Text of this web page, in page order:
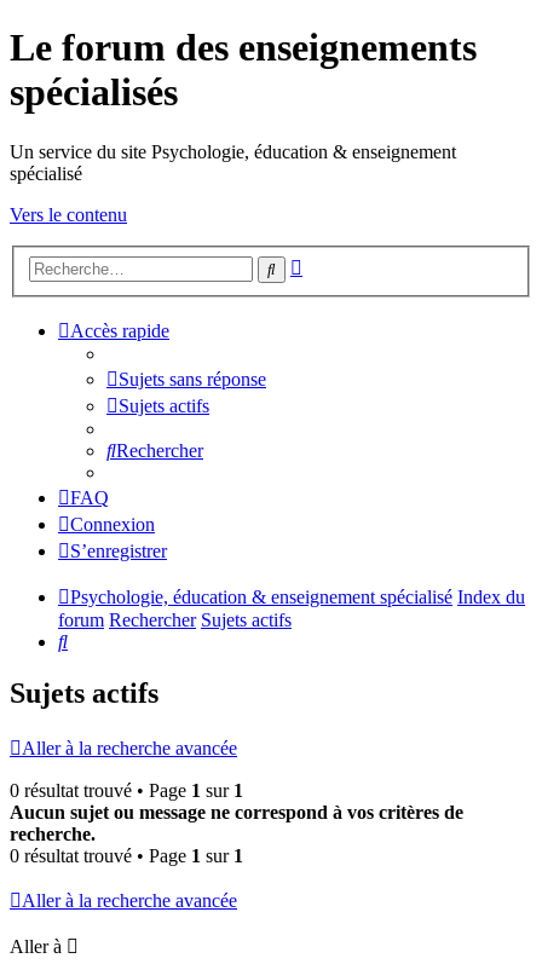
Le forum des enseignements
spécialisés
Un service du site Psychologie, éducation & enseignement
spécialisé
Vers le contenu
Rechercher
Accès rapide
Sujets sans réponse
Sujets actifs
Rechercher
FAQ
Connexion
S’enregistrer
Psychologie, éducation & enseignement spécialisé Index du
forum Rechercher Sujets actifs
Rechercher
Sujets actifs
Aller à la recherche avancée
0 résultat trouvé • Page 1 sur 1
Aucun sujet ou message ne correspond à vos critères de
recherche.
0 résultat trouvé • Page 1 sur 1
Aller à la recherche avancée
Aller à